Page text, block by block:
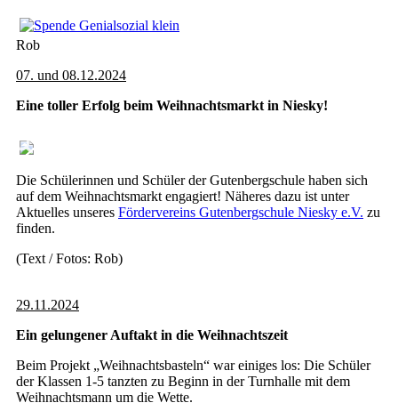
Rob
07. und 08.12.2024
Eine toller Erfolg beim Weihnachtsmarkt in Niesky!
Die Schülerinnen und Schüler der Gutenbergschule haben sich
auf dem Weihnachtsmarkt engagiert! Näheres dazu ist unter
Aktuelles unseres Fördervereins Gutenbergschule Niesky e.V. zu
finden.
(Text / Fotos: Rob)
29.11.2024
Ein gelungener Auftakt in die Weihnachtszeit
Beim Projekt „Weihnachtsbasteln“ war einiges los: Die Schüler
der Klassen 1-5 tanzten zu Beginn in der Turnhalle mit dem
Weihnachtsmann um die Wette.